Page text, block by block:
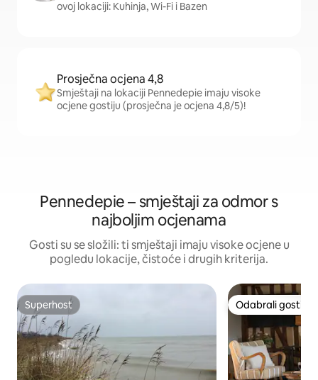
ovoj lokaciji: Kuhinja, Wi-Fi i Bazen
Prosječna ocjena 4,8
Smještaji na lokaciji Pennedepie imaju visoke
ocjene gostiju (prosječna je ocjena 4,8/5)!
Pennedepie – smještaji za odmor s
najboljim ocjenama
Gosti su se složili: ti smještaji imaju visoke ocjene u
pogledu lokacije, čistoće i drugih kriterija.
Superhost
Superhost Odabrali gosti
Odabrali gosti